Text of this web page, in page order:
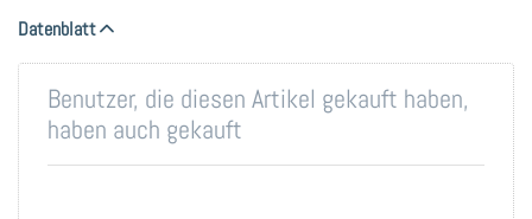
Datenblatt
Benutzer, die diesen Artikel gekauft haben,
haben auch gekauft